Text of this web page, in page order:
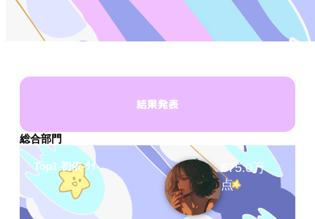
結果発表
総合部門
Top1 初依-ｳｲ-
875.0万
点